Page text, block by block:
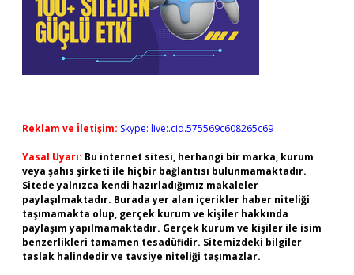
Reklam ve İletişim: Skype: live:.cid.575569c608265c69
Yasal Uyarı: Bu internet sitesi, herhangi bir marka, kurum
veya şahıs şirketi ile hiçbir bağlantısı bulunmamaktadır.
Sitede yalnızca kendi hazırladığımız makaleler
paylaşılmaktadır. Burada yer alan içerikler haber niteliği
taşımamakta olup, gerçek kurum ve kişiler hakkında
paylaşım yapılmamaktadır. Gerçek kurum ve kişiler ile isim
benzerlikleri tamamen tesadüfidir. Sitemizdeki bilgiler
taslak halindedir ve tavsiye niteliği taşımazlar.